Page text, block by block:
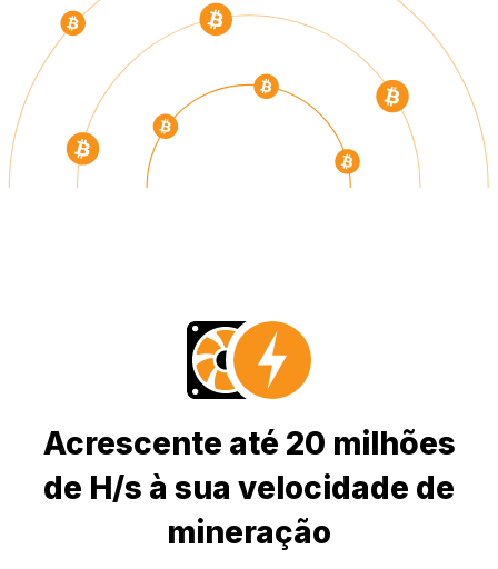
Acrescente até 20 milhões
de H/s à sua velocidade de
mineração